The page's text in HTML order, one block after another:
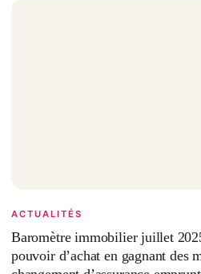
ACTUALITÉS
Baromètre immobilier juillet
pouvoir d’achat en gagnant des